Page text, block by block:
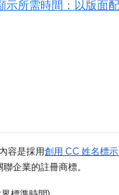
示所需時間：以版面
容是採用創用 CC 姓名標
企業的註冊商標。